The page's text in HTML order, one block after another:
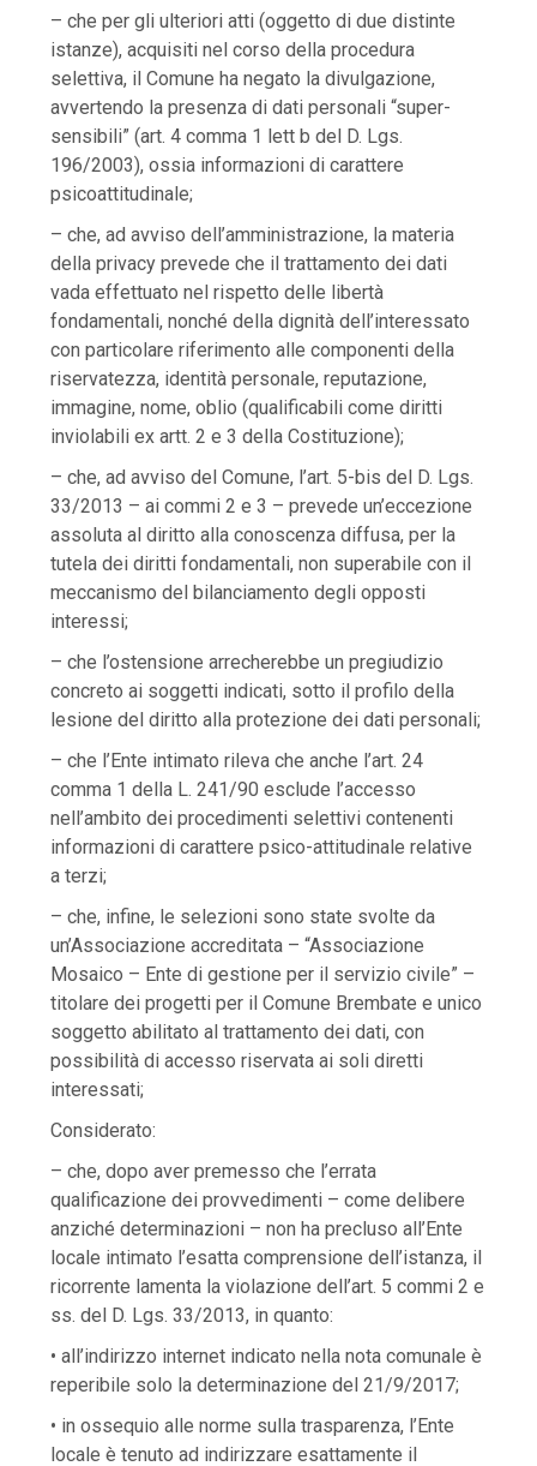
– che per gli ulteriori atti (oggetto di due distinte
istanze), acquisiti nel corso della procedura
selettiva, il Comune ha negato la divulgazione,
avvertendo la presenza di dati personali “super-
sensibili” (art. 4 comma 1 lett b del D. Lgs.
196/2003), ossia informazioni di carattere
psicoattitudinale;
– che, ad avviso dell’amministrazione, la materia
della privacy prevede che il trattamento dei dati
vada effettuato nel rispetto delle libertà
fondamentali, nonché della dignità dell’interessato
con particolare riferimento alle componenti della
riservatezza, identità personale, reputazione,
immagine, nome, oblio (qualificabili come diritti
inviolabili ex artt. 2 e 3 della Costituzione);
– che, ad avviso del Comune, l’art. 5-bis del D. Lgs.
33/2013 – ai commi 2 e 3 – prevede un’eccezione
assoluta al diritto alla conoscenza diffusa, per la
tutela dei diritti fondamentali, non superabile con il
meccanismo del bilanciamento degli opposti
interessi;
– che l’ostensione arrecherebbe un pregiudizio
concreto ai soggetti indicati, sotto il profilo della
lesione del diritto alla protezione dei dati personali;
– che l’Ente intimato rileva che anche l’art. 24
comma 1 della L. 241/90 esclude l’accesso
nell’ambito dei procedimenti selettivi contenenti
informazioni di carattere psico-attitudinale relative
a terzi;
– che, infine, le selezioni sono state svolte da
un’Associazione accreditata – “Associazione
Mosaico – Ente di gestione per il servizio civile” –
titolare dei progetti per il Comune Brembate e unico
soggetto abilitato al trattamento dei dati, con
possibilità di accesso riservata ai soli diretti
interessati;
Considerato:
– che, dopo aver premesso che l’errata
qualificazione dei provvedimenti – come delibere
anziché determinazioni – non ha precluso all’Ente
locale intimato l’esatta comprensione dell’istanza, il
ricorrente lamenta la violazione dell’art. 5 commi 2 e
ss. del D. Lgs. 33/2013, in quanto:
• all’indirizzo internet indicato nella nota comunale è
reperibile solo la determinazione del 21/9/2017;
• in ossequio alle norme sulla trasparenza, l’Ente
locale è tenuto ad indirizzare esattamente il